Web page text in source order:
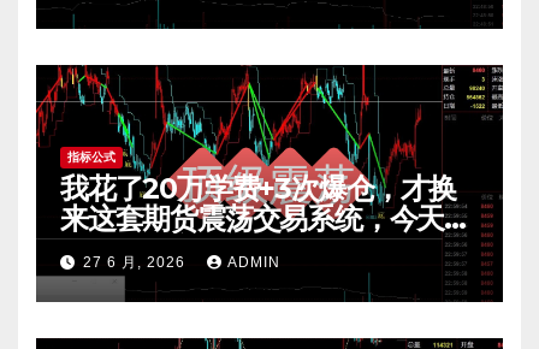
指标公式
我花了20万学费+3次爆仓，才换
来这套期货震荡交易系统，今天免
费公开核心逻辑
27 6 月, 2026 ADMIN